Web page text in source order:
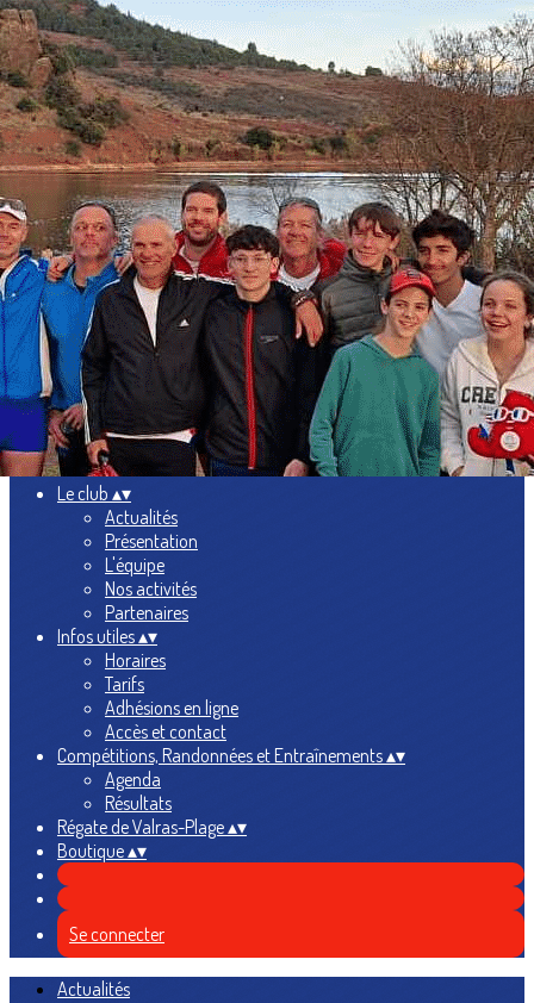
Exporter les lignes sélectionnées
Exporter toutes les colonnes
Exporter uniquement les colonnes affichées
Menu
<
>
Actualités
Présentation
L'équipe
Nos activités
Partenaires
Ajoutez un logo, un bouton, des réseaux sociaux
Cliquez pour éditer
Le club ▴▾
Actualités
Présentation
L'équipe
Nos activités
Partenaires
Infos utiles▴▾
Horaires
Tarifs
Adhésions en ligne
Accès et contact
Compétitions, Randonnées et Entraînements▴▾
Agenda
Résultats
Régate de Valras-Plage▴▾
Boutique▴▾
Se connecter
Actualités